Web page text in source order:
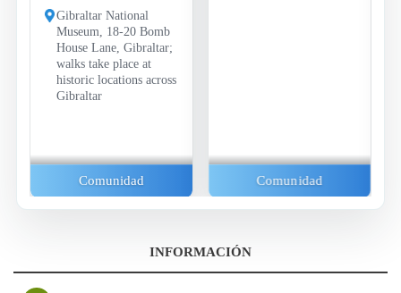
Gibraltar National
Museum, 18-20 Bomb
House Lane, Gibraltar;
walks take place at
historic locations across
Gibraltar
Comunidad Comunidad
INFORMACIÓN